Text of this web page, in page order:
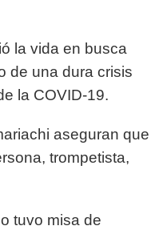
la vida en busca
de una dura crisis
la COVID-19.
aseguran que
trompetista,
tuvo misa de